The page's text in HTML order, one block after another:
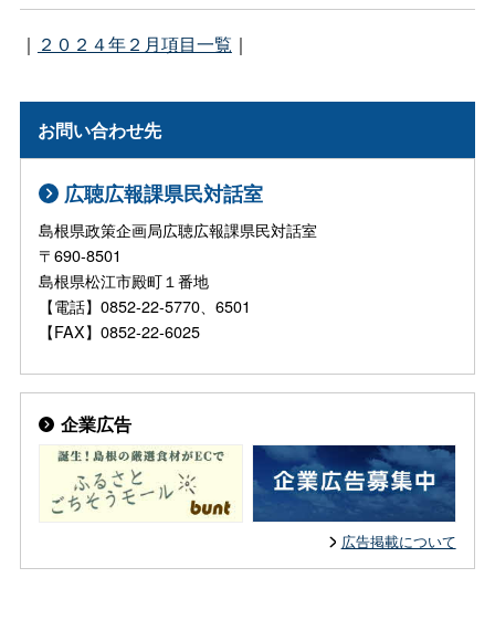
｜ ２０２４年２月項目一覧 ｜
お問い合わせ先
広聴広報課県民対話室
島根県政策企画局広聴広報課県民対話室
〒690-8501
島根県松江市殿町１番地
【電話】0852-22-5770、6501
【FAX】0852-22-6025
企業広告
広告掲載について